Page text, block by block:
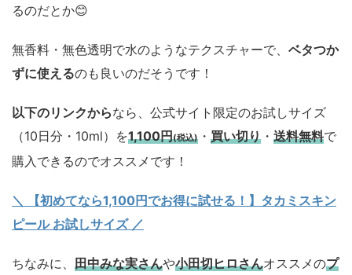
るのだとか😊
無香料・無色透明で水のようなテクスチャーで、 ベタつか
ずに使えるのも良いのだそうです！
以下のリンクからなら、公式サイト限定のお試しサイズ
（10日分・10ml）を1,100円(税込) ・ 買い切り ・ 送料無料で
購入できるのでオススメです！
＼ 【初めてなら1,100円でお得に試せる！】タカミスキン
ピール お試しサイズ／
ちなみに、 田中みな実さんや小田切ヒロさんオススメのプ